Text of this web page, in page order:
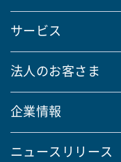
サービス
法人のお客さま
企業情報
ニュースリリース